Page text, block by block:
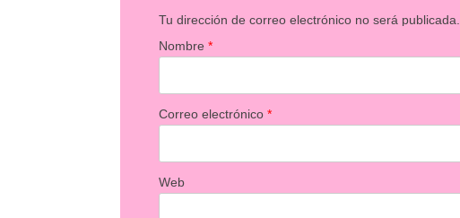
Tu dirección de correo electrónico no será publicada.
Nombre*
Correo electrónico*
Web